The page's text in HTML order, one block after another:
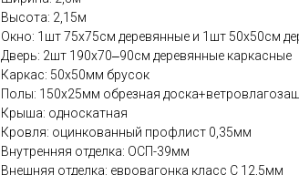
Высота: 2,15м
Окно: 1шт 75х75см деревянные и 1шт 50х50см
Дверь: 2шт 190х70‒90см деревянные каркасные
Каркас: 50х50мм брусок
Полы: 150х25мм обрезная
Крыша: односкатная
Кровля: оцинкованный профлист 0,35мм
Внутренняя отделка: ОСП-39мм
Внешняя отделка: евровагонка класс С 12,5мм